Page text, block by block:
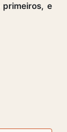
primeiros, e